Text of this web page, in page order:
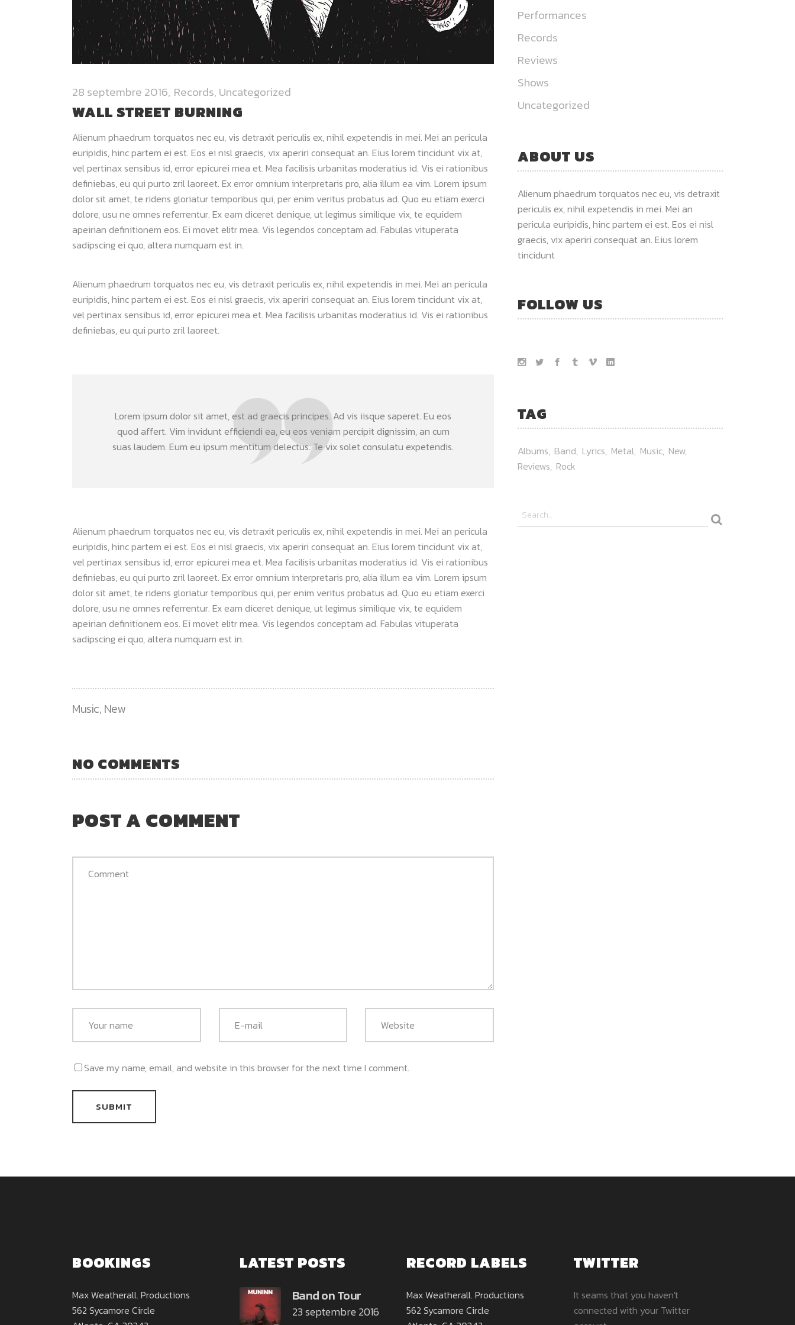
28 septembre 2016 Records, Uncategorized
WALL STREET BURNING
Alienum phaedrum torquatos nec eu, vis detraxit periculis ex, nihil expetendis in mei. Mei an pericula
euripidis, hinc partem ei est. Eos ei nisl graecis, vix aperiri consequat an. Eius lorem tincidunt vix at,
vel pertinax sensibus id, error epicurei mea et. Mea facilisis urbanitas moderatius id. Vis ei rationibus
definiebas, eu qui purto zril laoreet. Ex error omnium interpretaris pro, alia illum ea vim. Lorem ipsum
dolor sit amet, te ridens gloriatur temporibus qui, per enim veritus probatus ad. Quo eu etiam exerci
dolore, usu ne omnes referrentur. Ex eam diceret denique, ut legimus similique vix, te equidem
apeirian definitionem eos. Ei movet elitr mea. Vis legendos conceptam ad. Fabulas vituperata
sadipscing ei quo, altera numquam est in.
Alienum phaedrum torquatos nec eu, vis detraxit periculis ex, nihil expetendis in mei. Mei an pericula
euripidis, hinc partem ei est. Eos ei nisl graecis, vix aperiri consequat an. Eius lorem tincidunt vix at,
vel pertinax sensibus id, error epicurei mea et. Mea facilisis urbanitas moderatius id. Vis ei rationibus
definiebas, eu qui purto zril laoreet.
Lorem ipsum dolor sit amet, est ad graecis principes. Ad vis iisque saperet. Eu eos
quod affert. Vim invidunt efficiendi ea, eu eos veniam percipit dignissim, an cum
suas laudem. Eum eu ipsum mentitum delectus. Te vix solet consulatu expetendis.
Alienum phaedrum torquatos nec eu, vis detraxit periculis ex, nihil expetendis in mei. Mei an pericula
euripidis, hinc partem ei est. Eos ei nisl graecis, vix aperiri consequat an. Eius lorem tincidunt vix at,
vel pertinax sensibus id, error epicurei mea et. Mea facilisis urbanitas moderatius id. Vis ei rationibus
definiebas, eu qui purto zril laoreet. Ex error omnium interpretaris pro, alia illum ea vim. Lorem ipsum
dolor sit amet, te ridens gloriatur temporibus qui, per enim veritus probatus ad. Quo eu etiam exerci
dolore, usu ne omnes referrentur. Ex eam diceret denique, ut legimus similique vix, te equidem
apeirian definitionem eos. Ei movet elitr mea. Vis legendos conceptam ad. Fabulas vituperata
sadipscing ei quo, altera numquam est in.
Music, New
NO COMMENTS
POST A COMMENT
Save my name, email, and website in this browser for the next time I comment.
Performances
Records
Reviews
Shows
Uncategorized
ABOUT US
Alienum phaedrum torquatos nec eu, vis detraxit
periculis ex, nihil expetendis in mei. Mei an
pericula euripidis, hinc partem ei est. Eos ei nisl
graecis, vix aperiri consequat an. Eius lorem
tincidunt
FOLLOW US
TAG
Albums Band Lyrics Metal Music New
Reviews Rock
BOOKINGS
Max Weatherall. Productions
562 Sycamore Circle
LATEST POSTS
Band on Tour
23 septembre 2016
RECORD LABELS
Max Weatherall. Productions
562 Sycamore Circle
TWITTER
It seams that you haven't
connected with your Twitter